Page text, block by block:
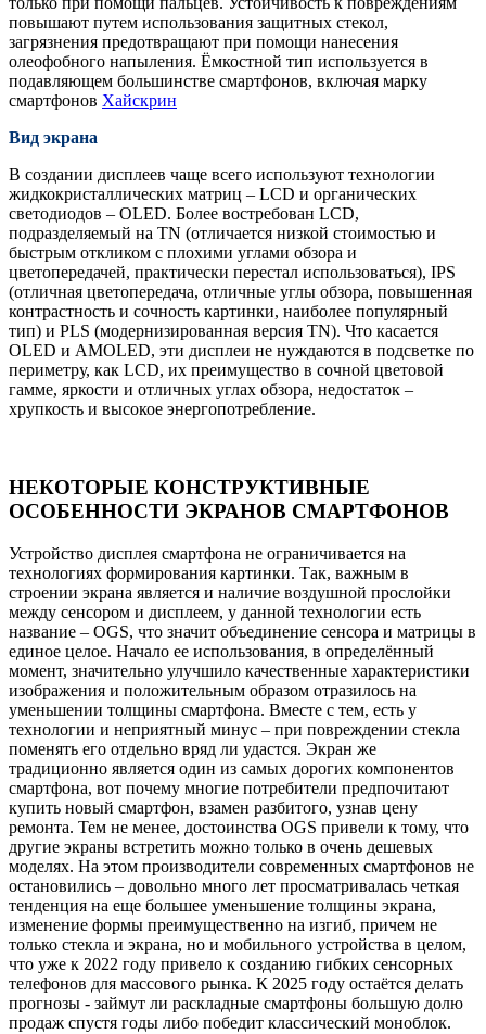
повышают путем использования защитных стекол,
загрязнения предотвращают при помощи нанесения
олеофобного напыления. Ёмкостной тип используется в
подавляющем большинстве смартфонов, включая марку
смартфонов Хайскрин
Вид экрана
В создании дисплеев чаще всего используют технологии
жидкокристаллических матриц – LCD и органических
светодиодов – OLED. Более востребован LCD,
подразделяемый на TN (отличается низкой стоимостью и
быстрым откликом с плохими углами обзора и
цветопередачей, практически перестал использоваться), IPS
(отличная цветопередача, отличные углы обзора, повышенная
контрастность и сочность картинки, наиболее популярный
тип) и PLS (модернизированная версия TN). Что касается
OLED и AMOLED, эти дисплеи не нуждаются в подсветке по
периметру, как LCD, их преимущество в сочной цветовой
гамме, яркости и отличных углах обзора, недостаток –
хрупкость и высокое энергопотребление.
НЕКОТОРЫЕ КОНСТРУКТИВНЫЕ
ОСОБЕННОСТИ ЭКРАНОВ СМАРТФОНОВ
Устройство дисплея смартфона не ограничивается на
технологиях формирования картинки. Так, важным в
строении экрана является и наличие воздушной прослойки
между сенсором и дисплеем, у данной технологии есть
название – OGS, что значит объединение сенсора и матрицы в
единое целое. Начало ее использования, в определённый
момент, значительно улучшило качественные характеристики
изображения и положительным образом отразилось на
уменьшении толщины смартфона. Вместе с тем, есть у
технологии и неприятный минус – при повреждении стекла
поменять его отдельно вряд ли удастся. Экран же
традиционно является один из самых дорогих компонентов
смартфона, вот почему многие потребители предпочитают
купить новый смартфон, взамен разбитого, узнав цену
ремонта. Тем не менее, достоинства OGS привели к тому, что
другие экраны встретить можно только в очень дешевых
моделях. На этом производители современных смартфонов не
остановились – довольно много лет просматривалась четкая
тенденция на еще большее уменьшение толщины экрана,
изменение формы преимущественно на изгиб, причем не
только стекла и экрана, но и мобильного устройства в целом,
что уже к 2022 году привело к созданию гибких сенсорных
телефонов для массового рынка. К 2025 году остаётся делать
прогнозы - займут ли раскладные смартфоны большую долю
продаж спустя годы либо победит классический моноблок.